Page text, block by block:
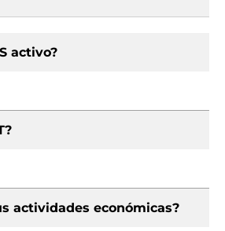
activo?
actividades económicas?